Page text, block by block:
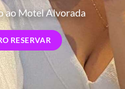
ao Motel Alvorada
RESERVAR